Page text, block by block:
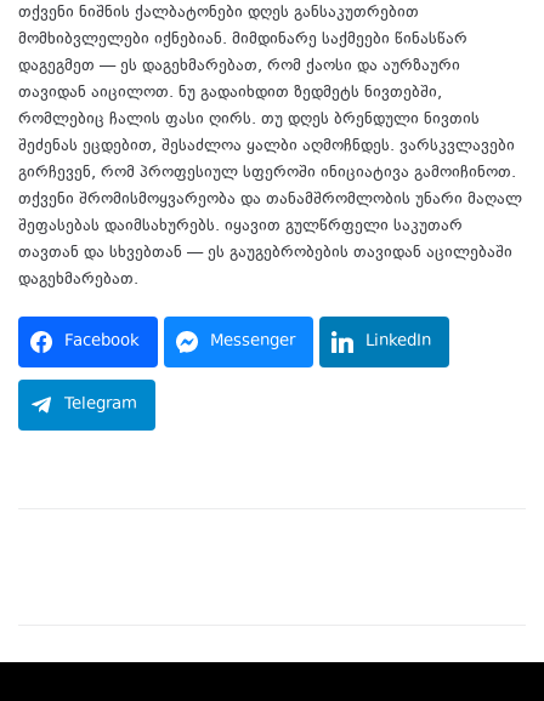
თქვენი ნიშნის ქალბატონები დღეს განსაკუთრებით
მომხიბვლელები იქნებიან. მიმდინარე საქმეები წინასწარ
დაგეგმეთ — ეს დაგეხმარებათ, რომ ქაოსი და აურზაური
თავიდან აიცილოთ. ნუ გადაიხდით ზედმეტს ნივთებში,
რომლებიც ჩალის ფასი ღირს. თუ დღეს ბრენდული ნივთის
შეძენას ეცდებით, შესაძლოა ყალბი აღმოჩნდეს. ვარსკვლავები
გირჩევენ, რომ პროფესიულ სფეროში ინიციატივა გამოიჩინოთ.
თქვენი შრომისმოყვარეობა და თანამშრომლობის უნარი მაღალ
შეფასებას დაიმსახურებს. იყავით გულწრფელი საკუთარ
თავთან და სხვებთან — ეს გაუგებრობების თავიდან აცილებაში
დაგეხმარებათ.
Facebook Messenger LinkedIn
Telegram